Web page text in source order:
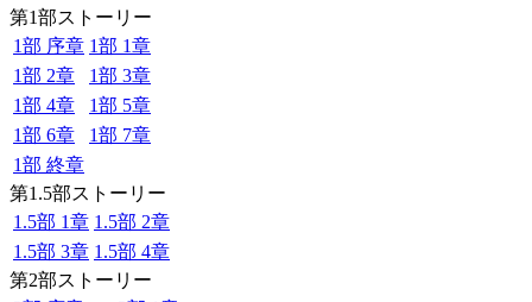
第1部ストーリー
1部 序章 1部 1章
1部 2章
1部 3章
1部 4章
1部 5章
1部 6章
1部 7章
1部 終章
第1.5部ストーリー
1.5部 1章 1.5部 2章
1.5部 3章 1.5部 4章
第2部ストーリー